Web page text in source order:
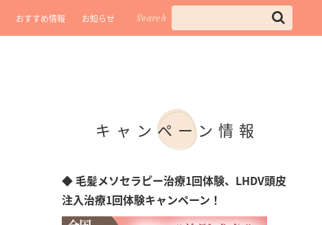
おすすめ情報 お知らせ Search
キャンペーン情報
◆ 毛髪メソセラピー治療1回体験、LHDV頭皮
注入治療1回体験キャンペーン！